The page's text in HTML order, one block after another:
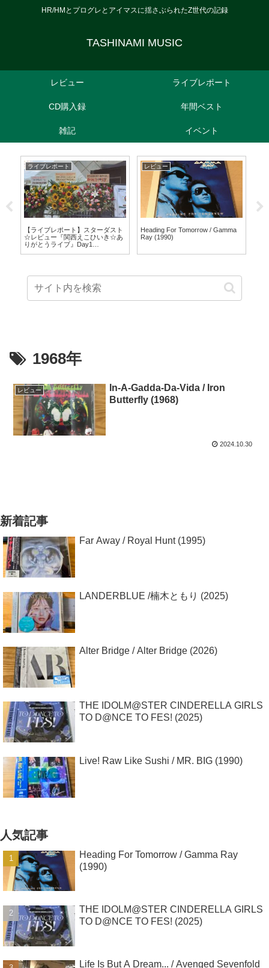
HR/HMとプログレとアイマスに揺さぶられたZ世代の記録
TASHINAMI MUSIC
レビュー ライブレポート
CD購入録 年間ベスト
雑記 イベント
ライブレポート
【ライブレポート】スターダスト
☆レビュー『関西えこひいき☆あ
りがとうライブ』Day1
レビュー
Heading For Tomorrow / Gamma
Ray (1990)
1968年
レビュー
In-A-Gadda-Da-Vida / Iron
Butterfly (1968)
2024.10.30
新着記事
Far Away / Royal Hunt (1995)
LANDERBLUE /楠木ともり (2025)
Alter Bridge / Alter Bridge (2026)
THE IDOLM@STER CINDERELLA GIRLS
TO D@NCE TO FES! (2025)
Live! Raw Like Sushi / MR. BIG (1990)
人気記事
Heading For Tomorrow / Gamma Ray
(1990)
THE IDOLM@STER CINDERELLA GIRLS
TO D@NCE TO FES! (2025)
Life Is But A Dream... / Avenged Sevenfold